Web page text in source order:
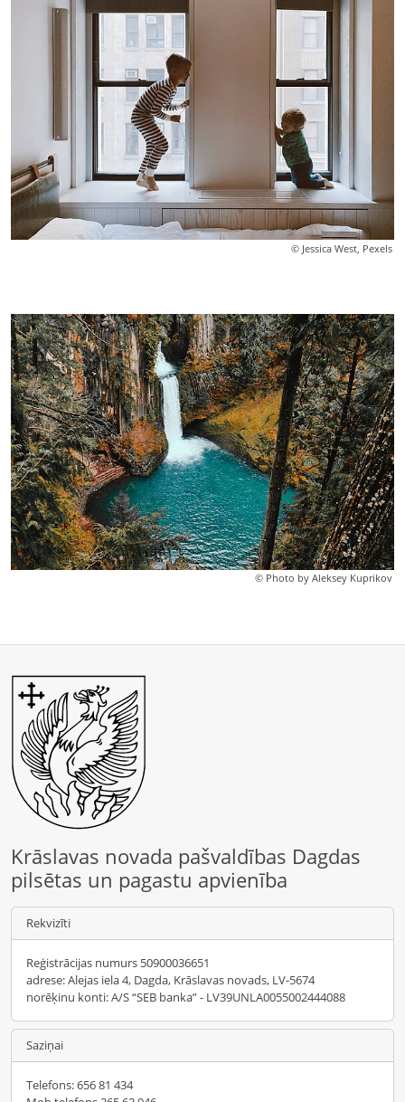
© Jessica West, Pexels
© Photo by Aleksey Kuprikov
Krāslavas novada pašvaldības Dagdas
pilsētas un pagastu apvienība
Rekvizīti
Reģistrācijas numurs 50900036651
adrese: Alejas iela 4, Dagda, Krāslavas novads, LV-5674
norēķinu konti: A/S “SEB banka” - LV39UNLA0055002444088
Saziņai
Telefons: 656 81 434